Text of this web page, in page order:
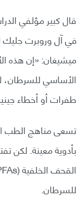
قال كبير مؤلفي
في آل وروبرت
ميشيغان: «إن هذه
الأساسي للسرطان،
طفرات أو أخطاء
تسعى مناهج الطب
بأدوية معينة. لكن
للسرطان.